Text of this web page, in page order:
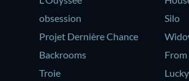
obsession
Projet Dernière Chance
Backrooms
Troie
Silo
From
Lucky